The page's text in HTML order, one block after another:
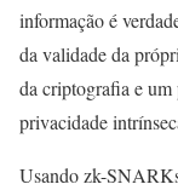
informação é
da validade da
da criptografia e um
privacidade
Usando zk-